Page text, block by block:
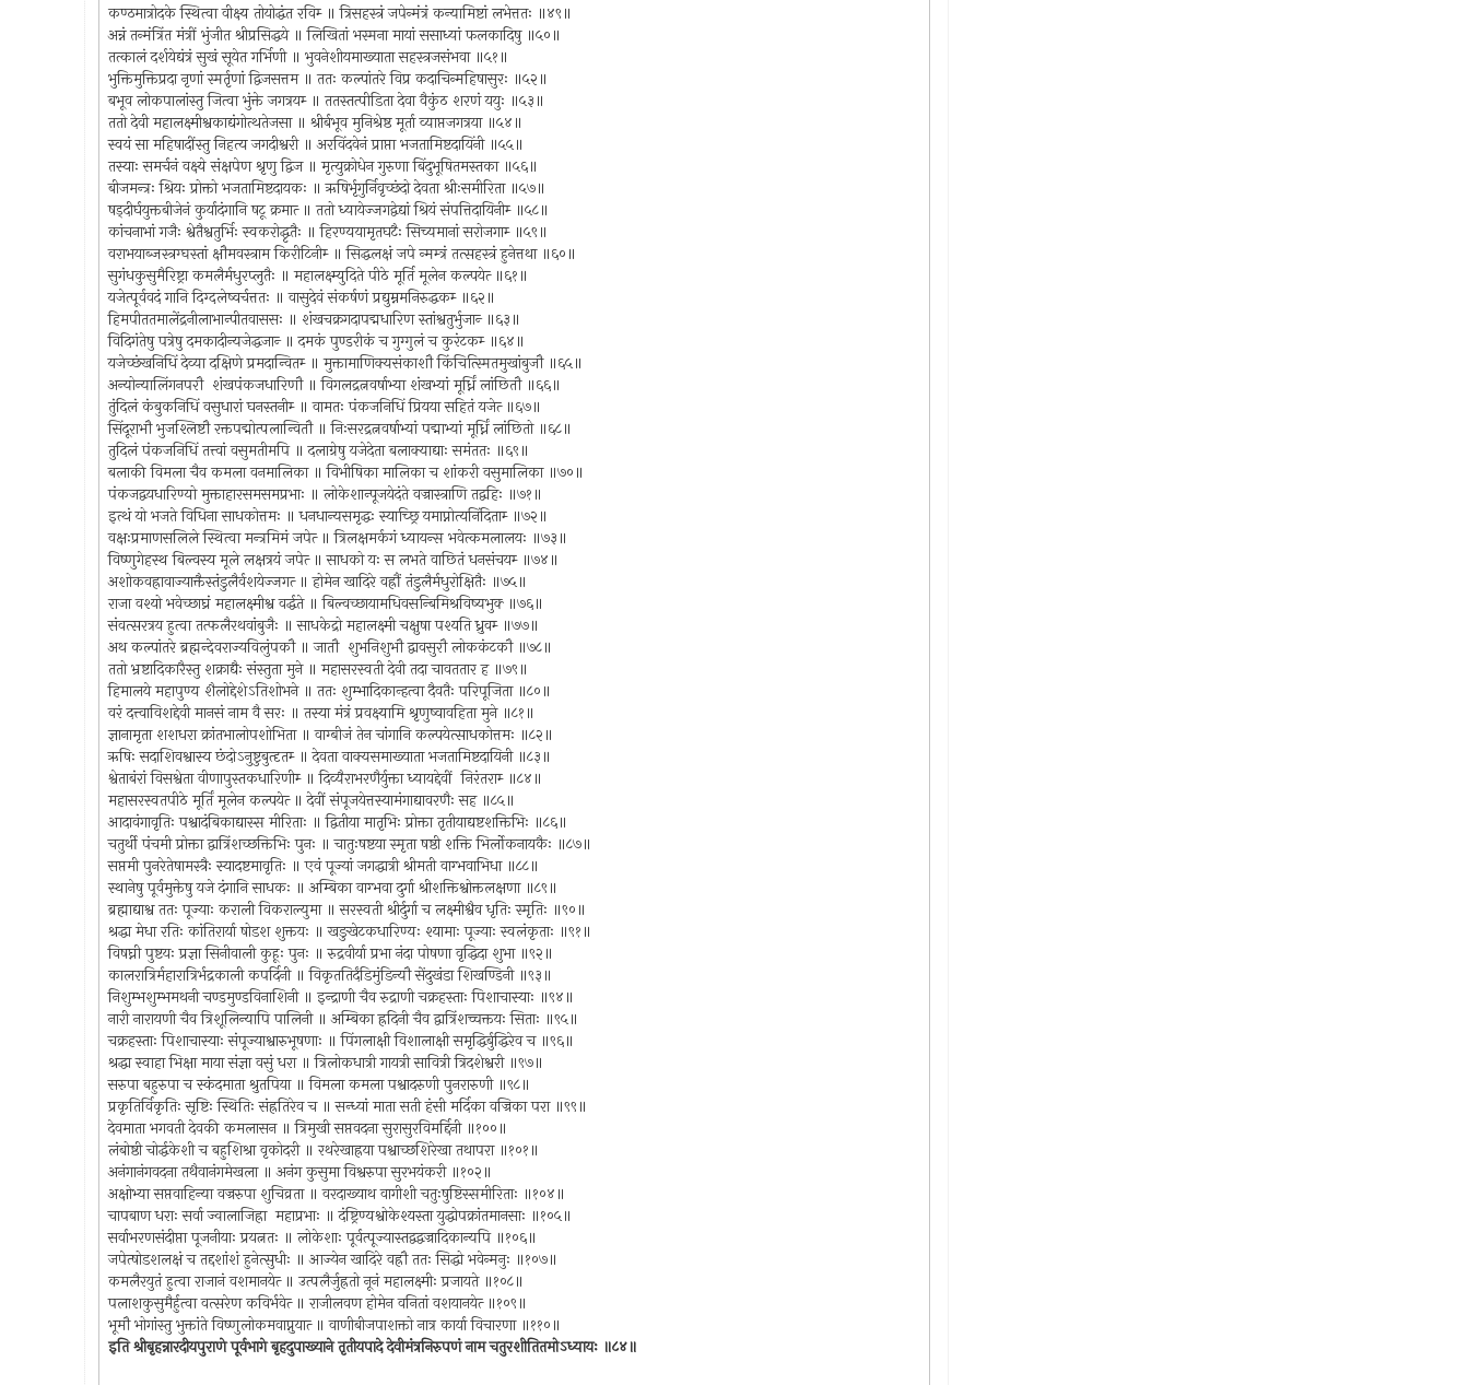
कण्ठमात्रोदके स्थित्वा वीक्ष्य तोयोद्धंत रविम्‍ ॥ त्रिसहस्त्रं जपेन्मंत्रं कन्यामिष्टां लभेत्ततः ॥४९॥
अन्नं तन्मंत्रिंत मंत्रीं भुंजीत श्रीप्रसिद्धये ॥ लिखितां भस्मना मायां ससाध्यां फलकादिषु ॥५०॥
तत्कालं दर्शयेद्यंत्रं सुखं सूयेत गर्भिणी ॥ भुवनेशीयमाख्याता सहस्त्रजसंभवा ॥५१॥
भुक्तिमुक्तिप्रदा नृणां स्मर्तृणां द्विजसत्तम ॥ ततः कल्पांतरे विप्र कदाचिन्महिषासुरः ॥५२॥
बभूव लोकपालांस्तु जित्वा भुंक्ते जगत्रयम्‍ ॥ ततस्तत्पीडिता देवा वैकुंठ शरणं ययुः ॥५३॥
ततो देवी महालक्ष्मीश्वकाद्यंगोत्थतेजसा ॥ श्रीर्बभूव मुनिश्रेष्ठ मूर्ता व्याप्तजगत्रया ॥५४॥
स्वयं सा महिषादींस्तु निहत्य जगदीश्वरी ॥ अरविंदवेनं प्राप्ता भजतामिष्टदायिंनी ॥५५॥
तस्याः समर्चनं वक्ष्ये संक्षपेण श्रृणु द्विज ॥ मृत्युक्रोधेन गुरुणा बिंदुभूषितमस्तका ॥५६॥
बीजमन्त्रः श्रियः प्रोक्तो भजतामिष्टदायकः ॥ ऋषिर्भृगुर्निवृच्छंदो देवता श्रीःसमीरिता ॥५७॥
षड्‍दीर्घयुक्तबीजेनं कुर्यादंगानि षटू क्रमात्‍ ॥ ततो ध्यायेज्जगद्वेद्यां श्रियं संपत्तिदायिनीम्‍ ॥५८॥
कांचनाभां गजैः श्वेतैश्वतुर्भिः स्वकरोद्धृतैः ॥ हिरण्ययामृतघटैः सिच्यमानां सरोजगाम्‍ ॥५९॥
वराभयाब्जस्त्रग्घस्तां क्षौमवस्त्राम किरीटिनीम्‍ ॥ सिद्धलक्षं जपे न्मम्त्रं तत्सहस्त्रं हुनेत्तथा ॥६०॥
सुगंधकुसुमैरिष्ट्रा कमलैर्मधुरप्लुतैः ॥ महालक्ष्म्युदिते पीठे मूर्ति मूलेन कल्पयेत्‍ ॥६१॥
यजेत्पूर्ववदं गानि दिग्दलेष्वर्चत्ततः ॥ वासुदेवं संकर्षणं प्रद्युम्नमनिरुद्धकम्‍ ॥६२॥
हिमपीततमालेंद्रनीलाभान्पीतवाससः ॥ शंखचक्रगदापद्मधारिण स्तांश्वतुर्भुजान्‍ ॥६३॥
विदिगंतेषु पत्रेषु दमकादीन्यजेद्धजान्‍ ॥ दमकं पुण्डरीकं च गुग्गुलं च कुरंटकम्‍ ॥६४॥
यजेच्छंखनिधिं देव्या दक्षिणे प्रमदान्वितम्‍ ॥ मुक्तामाणिक्यसंकाशौ किंचित्स्मितमुखांबुजौ ॥६५॥
अन्योन्यालिंगनपरौ शंखपंकजधारिणौ ॥ विगलद्रत्नवर्षाभ्या शंखभ्यां मूर्ध्निं लांछितौ ॥६६॥
तुंदिलं कंबुकनिधिं वसुधारां घनस्तनीम्‍ ॥ वामतः पंकजनिधिं प्रियया सहितं यजेत्‍ ॥६७॥
सिंदूराभौ भुजश्लिष्टौ रक्तपद्मोत्पलान्वितौ ॥ निःसरद्रत्नवर्षाभ्यां पद्माभ्यां मूर्ध्निं लांछितो ॥६८॥
तुदिलं पंकजनिधिं तत्त्वां वसुमतीमपि ॥ दलाग्रेषु यजेदेता बलाक्याद्याः समंततः ॥६९॥
बलाकी विमला चैव कमला वनमालिका ॥ विभीषिका मालिका च शांकरी वसुमालिका ॥७०॥
पंकजद्वयधारिण्यो मुक्ताहारसमसमप्रभाः ॥ लोकेशान्पूजयेदंते वज्रास्त्राणि तद्वहिः ॥७१॥
इत्थं यो भजते विधिना साधकोत्तमः ॥ धनधान्यसमृद्धः स्याच्छ्रि यमाप्नोत्यनिंदिताम्‍ ॥७२॥
वक्षःप्रमाणसलिले स्थित्वा मन्त्रमिमं जपेत्‍ ॥ त्रिलक्षमर्कगं ध्यायन्स भवेत्कमलालयः ॥७३॥
विष्णुगेहस्थ बिल्वस्य मूले लक्षत्रयं जपेत्‍ ॥ साधको यः स लभते वाछितं धनसंचयम्‍ ॥७४॥
अशोकवह्रावाज्याक्तैस्तंडुलैर्वशयेज्जगत्‍ ॥ होमेन खादिरे वह्रौं तंडुलैर्मधुरोक्षितैः ॥७५॥
राजा वश्यो भवेच्छाघ्रं महालक्ष्मीश्व वर्द्धते ॥ बिल्वच्छायामधिवसन्बिमिश्रविष्यभुक्‍ ॥७६॥
संवत्सरत्रय हुत्वा तत्फलैरथवांबुजैः ॥ साधकेद्रो महालक्ष्मी चक्षुषा पश्यति ध्रुवम्‍ ॥७७॥
अथ कल्पांतरे ब्रह्मन्देवराज्यविलुंपकौ ॥ जातौ शुभनिशुभौ द्वावसुरौ लोककंटकौ ॥७८॥
ततो भ्रष्टादिकारैस्तु शक्राद्यैः संस्तुता मुने ॥ महासरस्वती देवी तदा चावततार ह ॥७९॥
हिमालये महापुण्य शैलोद्देशेऽतिशोभने ॥ ततः शुम्भादिकान्हत्वा दैवतैः परिपूजिता ॥८०॥
वरं दत्त्वाविशद्देवी मानसं नाम वै सरः ॥ तस्या मंत्रं प्रवक्ष्यामि श्रृणुष्वावहिता मुने ॥८१॥
ज्ञानामृता शशधरा क्रांतभालोपशोभिता ॥ वाग्बीजं तेन चांगानि कल्पयेत्साधकोत्तमः ॥८२॥
ऋषिः सदाशिवश्वास्य छंदोऽनुष्टुबुत्दृतम्‍ ॥ देवता वाक्यसमाख्याता भजतामिष्टदायिनी ॥८३॥
श्वेताबंरां विसश्वेता वीणापुस्तकधारिणीम्‍ ॥ दिव्यैराभरणैर्युक्ता ध्यायद्देवीं निरंतराम्‍ ॥८४॥
महासरस्वतपीठे मूर्तिं मूलेन कल्पयेत्‍ ॥ देवीं संपूजयेत्तस्यामंगाद्यावरणैः सह ॥८५॥
आदावंगावृतिः पश्वादंबिकाद्यास्स मीरिताः ॥ द्वितीया मातृभिः प्रोक्ता तृतीयाद्यष्टशक्तिभिः ॥८६॥
चतुर्थी पंचमी प्रोक्ता द्वात्रिंशच्छक्तिभिः पुनः ॥ चातुःषष्टया स्मृता षष्ठी शक्ति भिर्लोकनायकैः ॥८७॥
सप्तमी पुनरेतेषामस्त्रैः स्यादष्टमावृतिः ॥ एवं पूज्यां जगद्धात्री श्रीमती वाग्भवाभिधा ॥८८॥
स्थानेषु पूर्वमुक्तेषु यजे दंगानि साधकः ॥ अम्बिका वाग्भवा दुर्गा श्रीशक्तिश्वोक्तलक्षणा ॥८९॥
ब्रह्माद्याश्व ततः पूज्याः कराली विकराल्युमा ॥ सरस्वती श्रीर्दुर्गा च लक्ष्मीश्वैव धृतिः स्मृतिः ॥९०॥
श्रद्धा मेधा रतिः कांतिरार्या षोडश शुक्तयः ॥ खङुखेटकधारिण्यः श्यामाः पूज्याः स्वलंकृताः ॥९१॥
विषघ्नी पुष्टयः प्रज्ञा सिनीवाली कुहूः पुनः ॥ रुद्रवीर्या प्रभा नंदा पोषणा वृद्धिदा शुभा ॥९२॥
कालरात्रिर्महारात्रिर्भद्रकाली कपर्दिनी ॥ विकृततिर्दंडिमुंडिन्यौ सेंदुखंडा शिखण्डिनी ॥९३॥
निशुम्भशुम्भमथनी चण्डमुण्डविनाशिनी ॥ इन्द्राणी चैव रुद्राणी चक्रहस्ताः पिशाचास्याः ॥९४॥
नारी नारायणी चैव त्रिशूलिन्यापि पालिनी ॥ अम्बिका ह्रदिनी चैव द्वात्रिंशच्चक्तयः सिताः ॥९५॥
चक्रहस्ताः पिशाचास्याः संपूज्याश्वारुभूषणाः ॥ पिंगलाक्षी विशालाक्षी समृद्धिर्बुद्धिरेव च ॥९६॥
श्रद्धा स्वाहा भिक्षा माया संज्ञा वसुं धरा ॥ त्रिलोकधात्री गायत्री सावित्री त्रिदशेश्वरी ॥९७॥
सरुपा बहुरुपा च स्कंदमाता श्रुतपिया ॥ विमला कमला पश्वादरुणी पुनरारुणी ॥९८॥
प्रकृतिर्विकृतिः सृष्टिः स्थितिः संह्रतिरेव च ॥ सन्ध्यां माता सती हंसी मर्दिका वज्रिका परा ॥९९॥
देवमाता भगवती देवकी कमलासन ॥ त्रिमुखी सप्तवदना सुरासुरविमर्द्दिनी ॥१००॥
लंबोष्ठी चोर्द्धकेशी च बहुशिश्रा वृकोदरी ॥ रथरेखाह्रया पश्वाच्छशिरेखा तथापरा ॥१०१॥
अनंगानंगवदना तथैवानंगमेखला ॥ अनंग कुसुमा विश्वरुपा सुरभयंकरी ॥१०२॥
अक्षोभ्या सप्तवाहिन्या वज्ररुपा शुचिव्रता ॥ वरदाख्याथ वागीशी चतुःषुष्टिस्समीरिताः ॥१०४॥
चापबाण धराः सर्वा ज्वालाजिह्रा महाप्रभाः ॥ दंष्ट्रिण्यश्वोकेश्यस्ता युद्धोपक्रांतमानसाः ॥१०५॥
सर्वाभरणसंदीप्ता पूजनीयाः प्रयत्नतः ॥ लोकेशाः पूर्वत्पूज्यास्तद्वद्वज्रादिकान्यपि ॥१०६॥
जपेत्षोडशलक्षं च तद्दशांशं हुनेत्सुधीः ॥ आज्येन खादिरे वह्रौ ततः सिद्धो भवेन्मनुः ॥१०७॥
कमलैरयुतं हुत्वा राजानं वशमानयेत्‍ ॥ उत्पलैर्जुह्रतो नूनं महालक्ष्मीः प्रजायते ॥१०८॥
पलाशकुसुमैर्हुत्वा वत्सरेण कविर्भवेत्‍ ॥ राजीलवण होमेन वनितां वशयानयेत्‍ ॥१०९॥
भूमौ भोगांस्तु भुक्तांते विष्णुलोकमवाप्नुयात्‍ ॥ वाणीबीजपाशक्तो नात्र कार्या विचारणा ॥११०॥
इति श्रीबृहन्नारदीयपुराणे पूर्वभागे बृहदुपाख्याने तृतीयपादे देवीमंत्रनिरुपणं नाम चतुरशीतितमोऽध्यायः ॥८४॥